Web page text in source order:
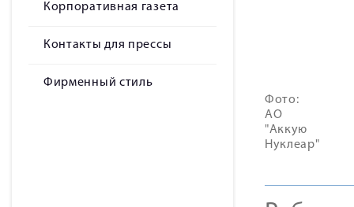
Корпоративная газета
Контакты для прессы
Фирменный стиль
Фото:
АО
"Аккую
Нуклеар"